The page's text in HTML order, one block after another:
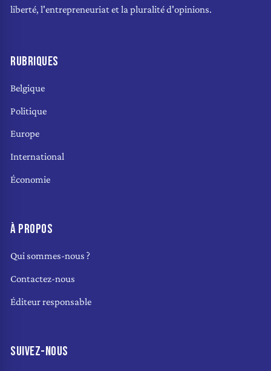
liberté, l'entrepreneuriat et la pluralité d'opinions.
RUBRIQUES
Belgique
Politique
Europe
International
Économie
À PROPOS
Qui sommes-nous ?
Contactez-nous
Éditeur responsable
SUIVEZ-NOUS